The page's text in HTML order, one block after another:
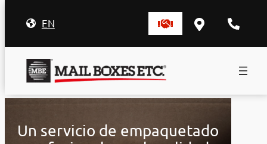
contenido
EN
Un servicio de empaquetado